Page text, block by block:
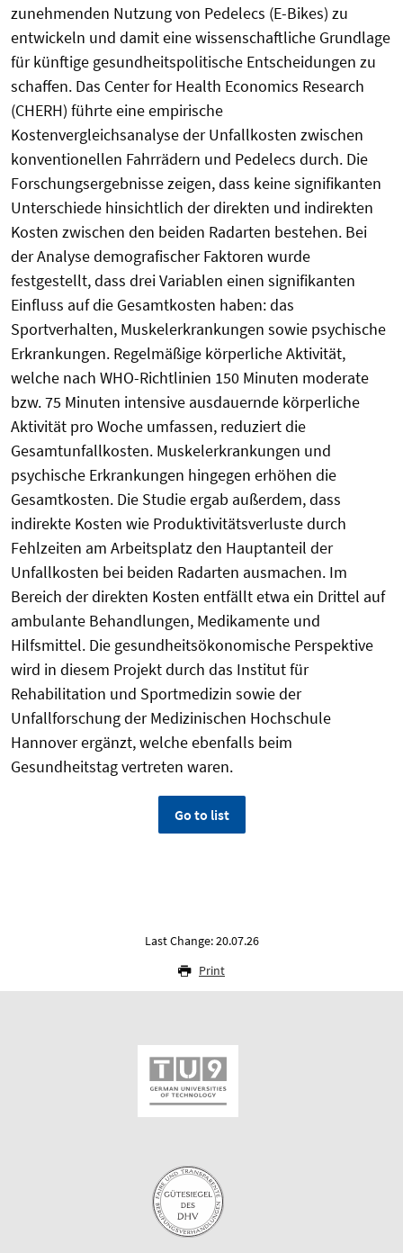
zunehmenden Nutzung von Pedelecs (E-Bikes) zu
entwickeln und damit eine wissenschaftliche Grundlage
für künftige gesundheitspolitische Entscheidungen zu
schaffen. Das Center for Health Economics Research
(CHERH) führte eine empirische
Kostenvergleichsanalyse der Unfallkosten zwischen
konventionellen Fahrrädern und Pedelecs durch. Die
Forschungsergebnisse zeigen, dass keine signifikanten
Unterschiede hinsichtlich der direkten und indirekten
Kosten zwischen den beiden Radarten bestehen. Bei
der Analyse demografischer Faktoren wurde
festgestellt, dass drei Variablen einen signifikanten
Einfluss auf die Gesamtkosten haben: das
Sportverhalten, Muskelerkrankungen sowie psychische
Erkrankungen. Regelmäßige körperliche Aktivität,
welche nach WHO-Richtlinien 150 Minuten moderate
bzw. 75 Minuten intensive ausdauernde körperliche
Aktivität pro Woche umfassen, reduziert die
Gesamtunfallkosten. Muskelerkrankungen und
psychische Erkrankungen hingegen erhöhen die
Gesamtkosten. Die Studie ergab außerdem, dass
indirekte Kosten wie Produktivitätsverluste durch
Fehlzeiten am Arbeitsplatz den Hauptanteil der
Unfallkosten bei beiden Radarten ausmachen. Im
Bereich der direkten Kosten entfällt etwa ein Drittel auf
ambulante Behandlungen, Medikamente und
Hilfsmittel. Die gesundheitsökonomische Perspektive
wird in diesem Projekt durch das Institut für
Rehabilitation und Sportmedizin sowie der
Unfallforschung der Medizinischen Hochschule
Hannover ergänzt, welche ebenfalls beim
Gesundheitstag vertreten waren.
Go to list
Last Change: 20.07.26
Print